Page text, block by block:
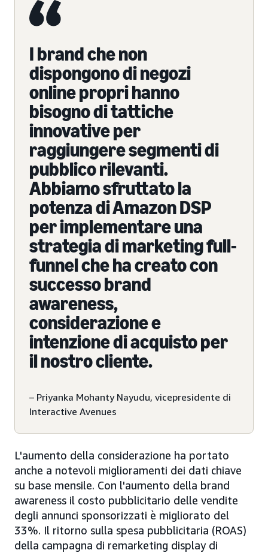
I brand che non
dispongono di negozi
online propri hanno
bisogno di tattiche
innovative per
raggiungere segmenti di
pubblico rilevanti.
Abbiamo sfruttato la
potenza di Amazon DSP
per implementare una
strategia di marketing full-
funnel che ha creato con
successo brand
awareness,
considerazione e
intenzione di acquisto per
il nostro cliente.
– Priyanka Mohanty Nayudu, vicepresidente di
Interactive Avenues
L'aumento della considerazione ha portato
anche a notevoli miglioramenti dei dati chiave
su base mensile. Con l'aumento della brand
awareness il costo pubblicitario delle vendite
degli annunci sponsorizzati è migliorato del
33%. Il ritorno sulla spesa pubblicitaria (ROAS)
della campagna di remarketing display di